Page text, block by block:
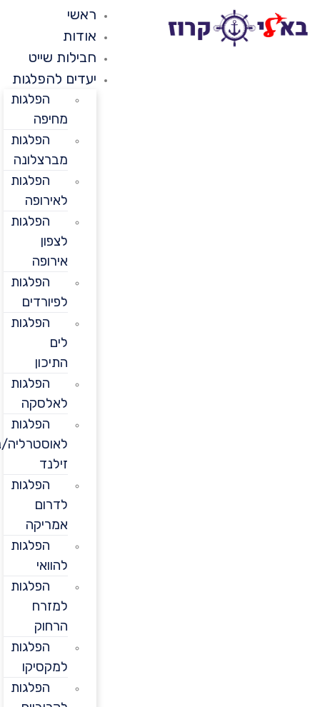
ראשי
אודות
חבילות שייט
יעדים להפלגות
הפלגות
מחיפה
הפלגות
מברצלונה
הפלגות
לאירופה
הפלגות
אירופה
הפלגות
לפיורדים
הפלגות
התיכון
הפלגות
לאלסקה
הפלגות
לאוסטרליה/ניו
הפלגות
לדרום
אמריקה
הפלגות
הפלגות
למזרח
הרחוק
הפלגות
למקסיקו
הפלגות